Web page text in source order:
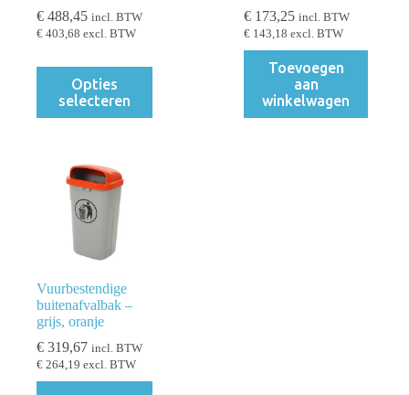
€ 488,45 incl. BTW
€ 403,68 excl. BTW
Opties
selecteren
product
heeft
meerdere
gekozen
worden
€ 173,25 incl. BTW
€ 143,18 excl. BTW
Toevoegen
aan
winkelwagen
Vuurbestendige
buitenafvalbak –
grijs, oranje
€ 319,67 incl. BTW
€ 264,19 excl. BTW